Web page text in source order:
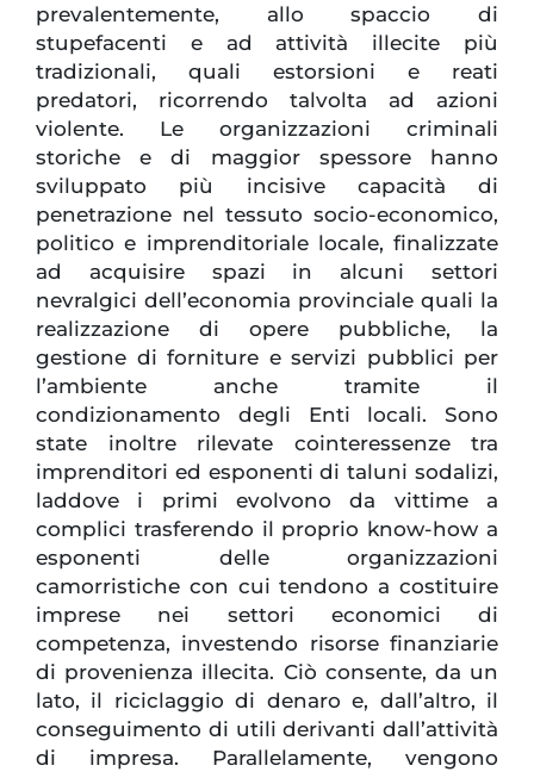
prevalentemente, allo spaccio di
stupefacenti e ad attività illecite più
tradizionali, quali estorsioni e reati
predatori, ricorrendo talvolta ad azioni
violente. Le organizzazioni criminali
storiche e di maggior spessore hanno
sviluppato più incisive capacità di
penetrazione nel tessuto socio-economico,
politico e imprenditoriale locale, finalizzate
ad acquisire spazi in alcuni settori
nevralgici dell’economia provinciale quali la
realizzazione di opere pubbliche, la
gestione di forniture e servizi pubblici per
l’ambiente anche tramite il
condizionamento degli Enti locali. Sono
state inoltre rilevate cointeressenze tra
imprenditori ed esponenti di taluni sodalizi,
laddove i primi evolvono da vittime a
complici trasferendo il proprio know-how a
esponenti delle organizzazioni
camorristiche con cui tendono a costituire
imprese nei settori economici di
competenza, investendo risorse finanziarie
di provenienza illecita. Ciò consente, da un
lato, il riciclaggio di denaro e, dall’altro, il
conseguimento di utili derivanti dall’attività
di impresa. Parallelamente, vengono